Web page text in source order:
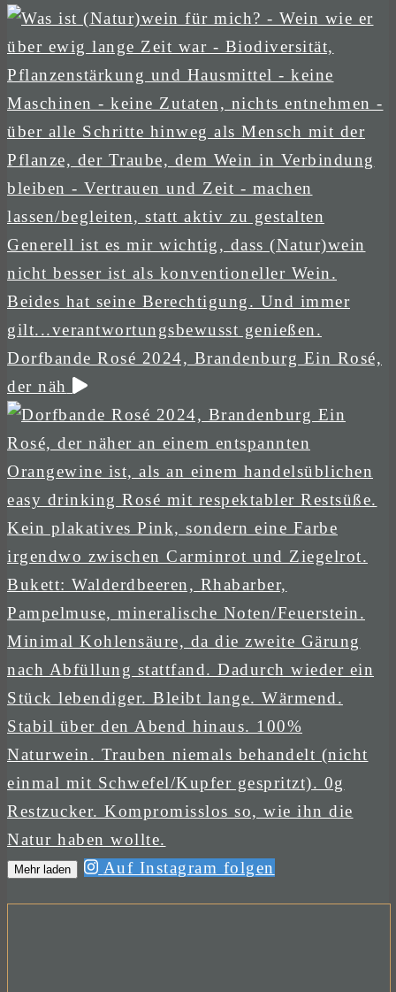
Dorfbande Rosé 2024, Brandenburg Ein Rosé,
der näh
Mehr laden Auf Instagram folgen